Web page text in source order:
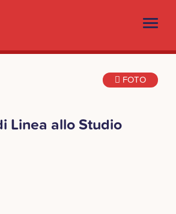
FOTO
Linea allo Studio